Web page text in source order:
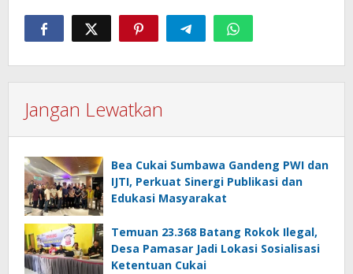
Jangan Lewatkan
Bea Cukai Sumbawa Gandeng PWI dan
IJTI, Perkuat Sinergi Publikasi dan
Edukasi Masyarakat
Temuan 23.368 Batang Rokok Ilegal,
Desa Pamasar Jadi Lokasi Sosialisasi
Ketentuan Cukai